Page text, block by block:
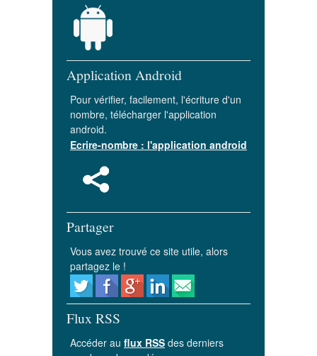
Application Android
Pour vérifier, facilement, l'écriture d'un
nombre, télécharger l'application
android.
Ecrire-nombre : l'application android
Partager
Vous avez trouvé ce site utile, alors
partagez le !
Flux RSS
Accéder au flux RSS des derniers